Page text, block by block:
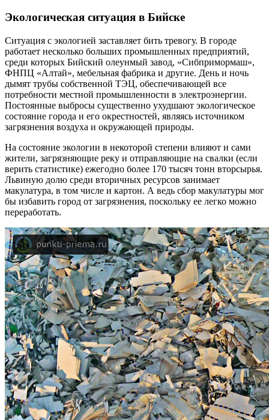
Экологическая ситуация в Бийске
Ситуация с экологией заставляет бить тревогу. В городе
работает несколько больших промышленных предприятий,
среди которых Бийский олеунмый завод, «Сибпримормаш»,
ФНПЦ «Алтай», мебельная фабрика и другие. День и ночь
дымят трубы собственной ТЭЦ, обеспечивающей все
потребности местной промышленности в электроэнергии.
Постоянные выбросы существенно ухудшают экологическое
состояние города и его окрестностей, являясь источником
загрязнения воздуха и окружающей природы.
На состояние экологии в некоторой степени влияют и сами
жители, загрязняющие реку и отправляющие на свалки (если
верить статистике) ежегодно более 170 тысяч тонн вторсырья.
Львиную долю среди вторичных ресурсов занимает
макулатура, в том числе и картон. А ведь сбор макулатуры мог
бы избавить город от загрязнения, поскольку ее легко можно
переработать.